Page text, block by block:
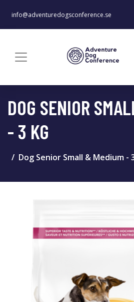
info@adventuredogsconference.se
DOG SENIOR
- 3 KG
Dog Senior Small & Medium -